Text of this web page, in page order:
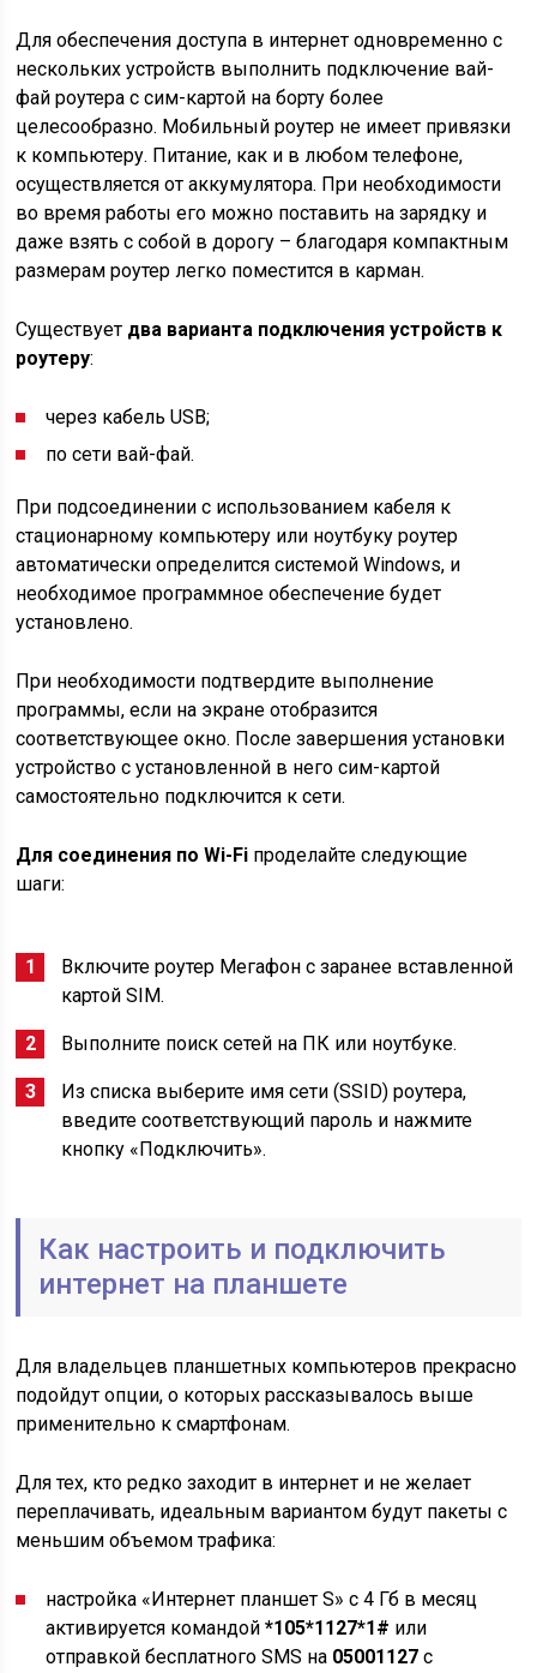
Для обеспечения доступа в интернет одновременно с
нескольких устройств выполнить подключение вай-
фай роутера с сим-картой на борту более
целесообразно. Мобильный роутер не имеет привязки
к компьютеру. Питание, как и в любом телефоне,
осуществляется от аккумулятора. При необходимости
во время работы его можно поставить на зарядку и
даже взять с собой в дорогу – благодаря компактным
размерам роутер легко поместится в карман.
Существует два варианта подключения устройств к
роутеру:
через кабель USB;
по сети вай-фай.
При подсоединении с использованием кабеля к
стационарному компьютеру или ноутбуку роутер
автоматически определится системой Windows, и
необходимое программное обеспечение будет
установлено.
При необходимости подтвердите выполнение
программы, если на экране отобразится
соответствующее окно. После завершения установки
устройство с установленной в него сим-картой
самостоятельно подключится к сети.
Для соединения по Wi-Fi проделайте следующие
шаги:
Включите роутер Мегафон с заранее вставленной
картой SIM.
Выполните поиск сетей на ПК или ноутбуке.
Из списка выберите имя сети (SSID) роутера,
введите соответствующий пароль и нажмите
кнопку «Подключить».
Как настроить и подключить
интернет на планшете
Для владельцев планшетных компьютеров прекрасно
подойдут опции, о которых рассказывалось выше
применительно к смартфонам.
Для тех, кто редко заходит в интернет и не желает
переплачивать, идеальным вариантом будут пакеты с
меньшим объемом трафика:
настройка «Интернет планшет S» с 4 Гб в месяц
активируется командой*105*1127*1# или
отправкой бесплатного SMS на 05001127 с